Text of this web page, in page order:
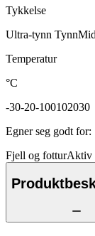
Tykkelse
Ultra-tynn Tynn
Temperatur
°C
-30-20-100102030
Egner seg godt for:
Fjell og fotturAktiv